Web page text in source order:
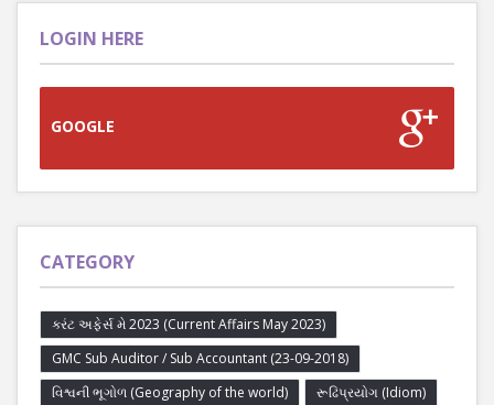
LOGIN HERE
GOOGLE
CATEGORY
કરંટ અફેર્સ મે 2023 (Current Affairs May 2023)
GMC Sub Auditor / Sub Accountant (23-09-2018)
વિશ્વની ભૂગોળ (Geography of the world)
રૂઢિપ્રયોગ (Idiom)